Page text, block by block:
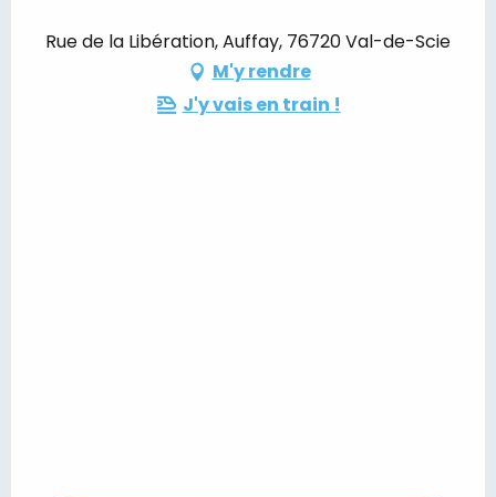
Rue de la Libération, Auffay, 76720 Val-de-Scie
M'y rendre
J'y vais en train !